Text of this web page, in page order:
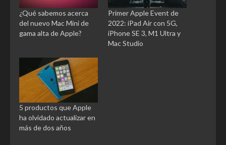
¿Qué sabemos acerca
del nuevo Mac Mini de
gama alta de Apple?
Primer Apple Event de
2022: iPad Air con 5G,
iPhone SE 3, M1 Ultra y
Mac Studio
5 productos que Apple
ha olvidado actualizar en
más de dos años